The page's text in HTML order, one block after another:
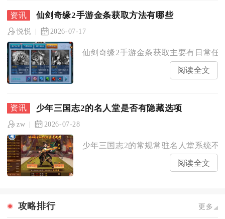
仙剑奇缘2手游金条获取方法有哪些
悦悦 2026-07-17
仙剑奇缘2手游金条获取主要有日常任
阅读全文
少年三国志2的名人堂是否有隐藏选项
zw 2026-07-28
少年三国志2的常规常驻名人堂系统不
阅读全文
攻略排行 更多